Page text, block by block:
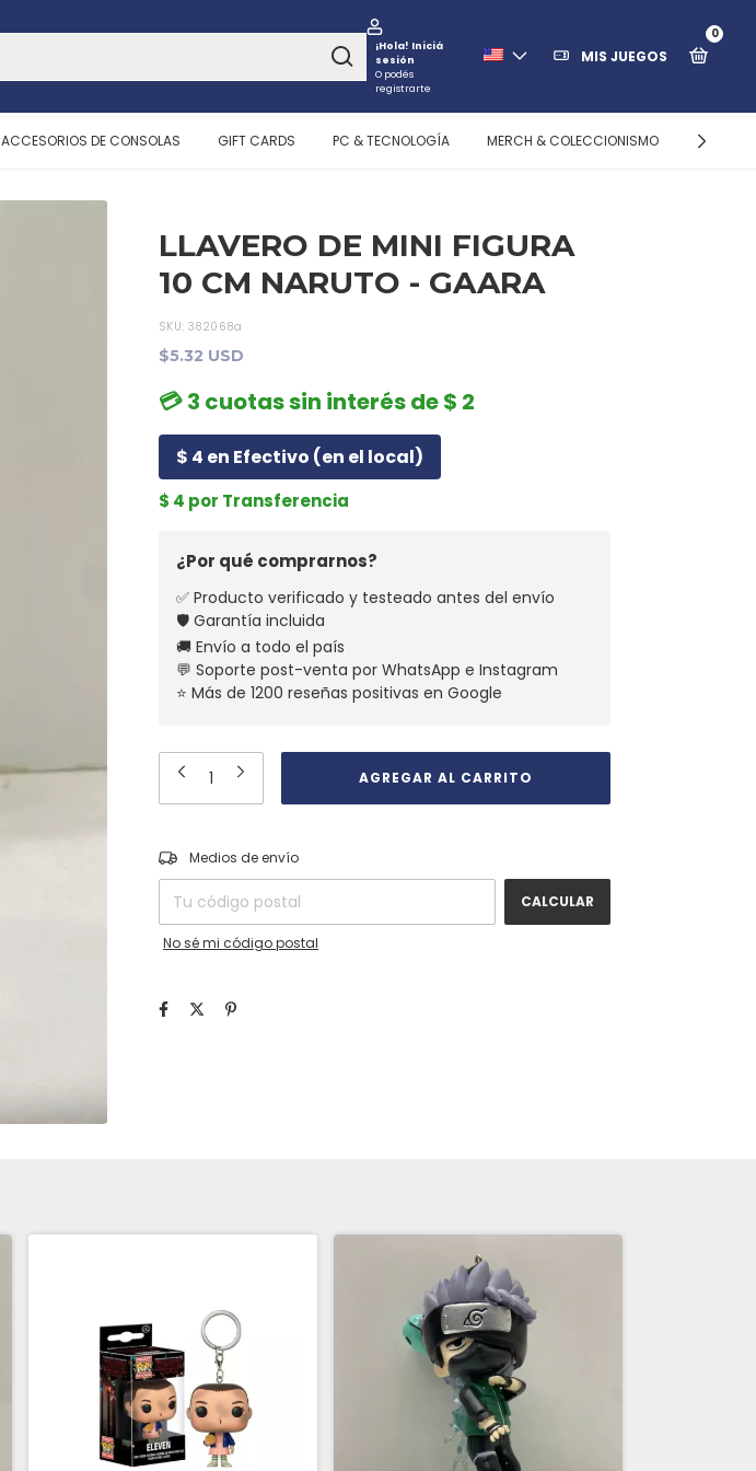
¡Hola! Iniciá
sesión
O podés
registrarte
MIS JUEGOS
0
ACCESORIOS DE CONSOLAS GIFT CARDS PC & TECNOLOGÍA MERCH & COLECCIONISMO
LLAVERO DE MINI FIGURA
10 CM NARUTO - GAARA
SKU: 382068a
$5.32 USD
💳 3 cuotas sin interés de $ 2
$ 4 en Efectivo (en el local)
$ 4 por Transferencia
¿Por qué comprarnos?
✅ Producto verificado y testeado antes del envío
🛡️ Garantía incluida
🚚 Envío a todo el país
💬 Soporte post-venta por WhatsApp e Instagram
⭐ Más de 1200 reseñas positivas en Google
Entregas para el CP:
Medios de envío
CALCULAR
No sé mi código postal